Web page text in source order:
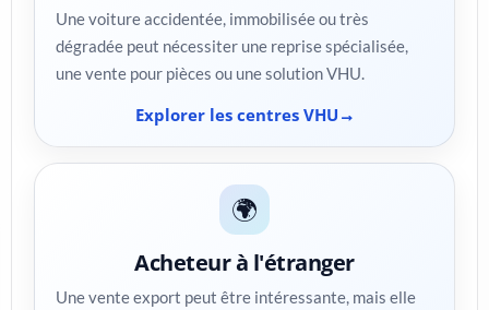
Une voiture accidentée, immobilisée ou très
dégradée peut nécessiter une reprise spécialisée,
une vente pour pièces ou une solution VHU.
Explorer les centres VHU
🌍
Acheteur à l'étranger
Une vente export peut être intéressante, mais elle